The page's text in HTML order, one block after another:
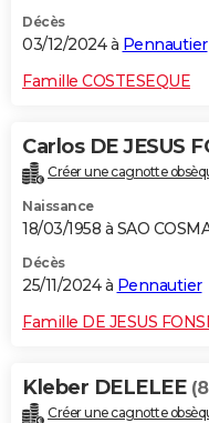
Décès
03/12/2024 à Pennautier
Famille COSTESEQUE
Carlos DE JESUS
Créer une cagnotte
Naissance
18/03/1958 à SAO
Décès
25/11/2024 à Pennautier
Famille DE JESUS
Kleber DELELEE
Créer une cagnotte